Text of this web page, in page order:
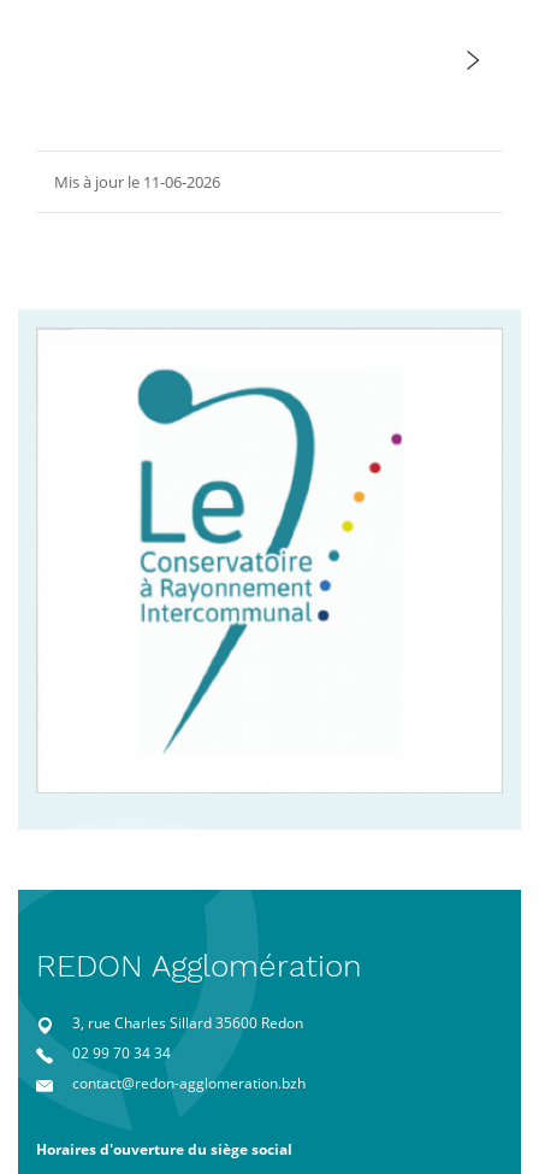
Mis à jour le 11-06-2026
REDON Agglomération
3, rue Charles Sillard 35600 Redon
02 99 70 34 34
contact@redon-agglomeration.bzh
Horaires d'ouverture du siège social